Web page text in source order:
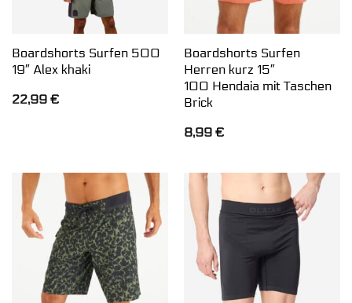
Boardshorts Surfen 500
19″ Alex khaki
22,99 €
Boardshorts Surfen
Herren kurz 15″
100 Hendaia mit Taschen
Brick
8,99 €